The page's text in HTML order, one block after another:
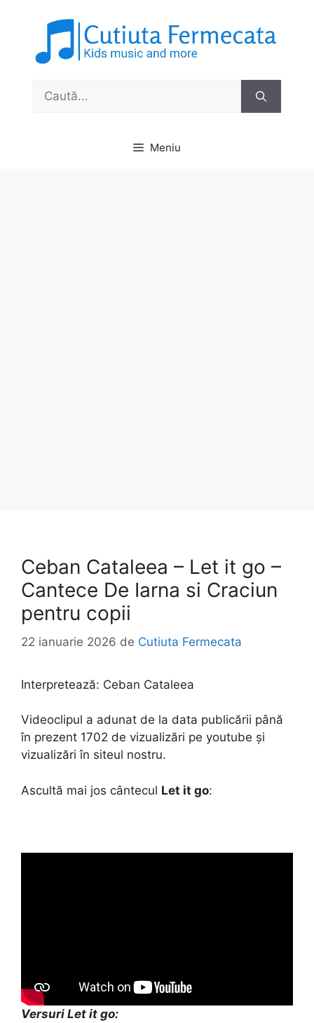
Caută
Meniu
Ceban Cataleea – Let it go –
Cantece De Iarna si Craciun
pentru copii
22 ianuarie 2026 de Cutiuta Fermecata
Interpretează: Ceban Cataleea
Videoclipul a adunat de la data publicării până
în prezent 1702 de vizualizări pe youtube și
vizualizări în siteul nostru.
Ascultă mai jos cântecul Let it go:
Versuri Let it go: